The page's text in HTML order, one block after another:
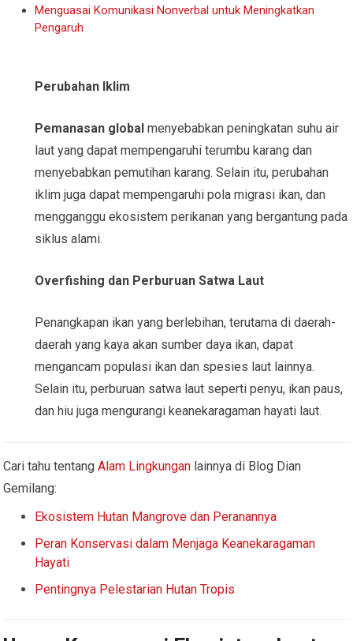
Menguasai Komunikasi Nonverbal untuk Meningkatkan
Pengaruh
Perubahan Iklim
Pemanasan global menyebabkan peningkatan suhu air
laut yang dapat mempengaruhi terumbu karang dan
menyebabkan pemutihan karang. Selain itu, perubahan
iklim juga dapat mempengaruhi pola migrasi ikan, dan
mengganggu ekosistem perikanan yang bergantung pada
siklus alami.
Overfishing dan Perburuan Satwa Laut
Penangkapan ikan yang berlebihan, terutama di daerah-
daerah yang kaya akan sumber daya ikan, dapat
mengancam populasi ikan dan spesies laut lainnya.
Selain itu, perburuan satwa laut seperti penyu, ikan paus,
dan hiu juga mengurangi keanekaragaman hayati laut.
Cari tahu tentangAlam Lingkungan lainnya di Blog Dian
Gemilang:
Ekosistem Hutan Mangrove dan Peranannya
Peran Konservasi dalam Menjaga Keanekaragaman
Hayati
Pentingnya Pelestarian Hutan Tropis